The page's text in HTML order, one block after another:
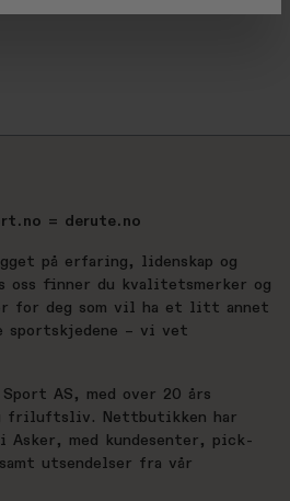
= derute.no
på erfaring, lidenskap og
oss finner du kvalitetsmerker og
for deg som vil ha et litt annet
sportskjedene – vi vet
AS, med over 20 års
friluftsliv. Nettbutikken har
Asker, med kundesenter, pick-
utsendelser fra vår